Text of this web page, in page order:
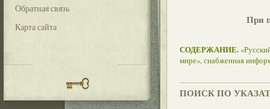
Обратная связь
Карта сайта
При
СОДЕРЖАНИЕ.
мире», снабженная
ПОИСК ПО